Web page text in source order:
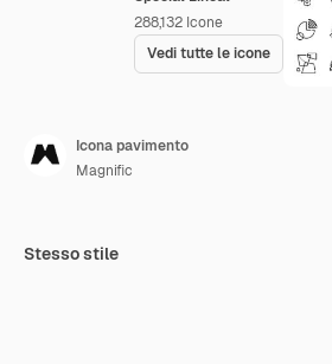
288,132 Icone
Vedi tutte le icone
Icona pavimento
Magnific
Stesso stile